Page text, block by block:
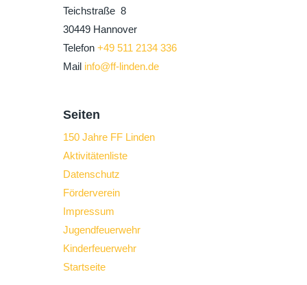
Teichstraße 8
30449 Hannover
Telefon +49 511 2134 336
Mail info@ff-linden.de
Seiten
150 Jahre FF Linden
Aktivitätenliste
Datenschutz
Förderverein
Impressum
Jugendfeuerwehr
Kinderfeuerwehr
Startseite